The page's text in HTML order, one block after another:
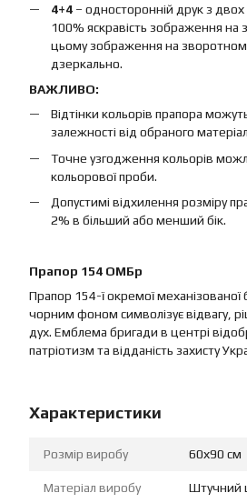
4+4 – односторонній друк з двох
100% яскравість зображення на
цьому зображення на
дзеркально.
ВАЖЛИВО:
Відтінки кольорів прапора
залежності від обраного
Точне узгодження кольорів
кольорової проби.
Допустимі відхилення розміру
2% в більший або менший бік.
Прапор 154 ОМБр
Прапор 154-ї окремої механізованої
чорним фоном символізує відвагу,
дух. Емблема бригади в центрі
патріотизм та відданість захисту
Характеристики
Розмір виробу 60х90 см
Матеріал виробу Штучний